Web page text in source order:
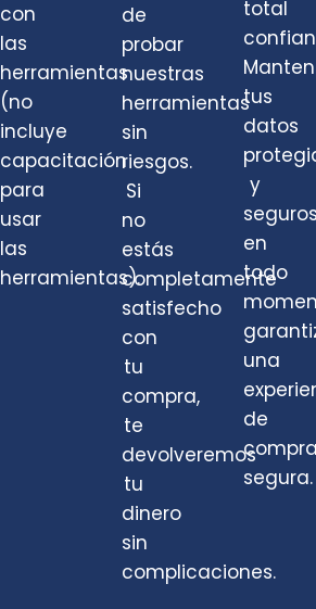
con
las
herramientas
(no
incluye
capacitación
para
usar
las
herramientas).
de
probar
nuestras
herramientas
sin
riesgos.
Si
no
estás
completamente
satisfecho
con
tu
compra,
te
devolveremos
tu
dinero
sin
complicaciones.
total
tus
datos
y
en
todo
una
de
segura.